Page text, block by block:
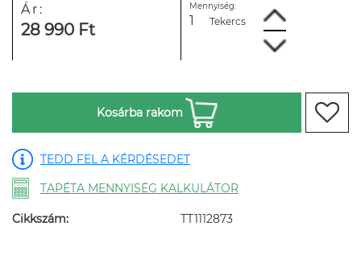
Ár:
28 990 Ft
Mennyiség:
Tekercs
Kosárba rakom
TEDD FEL A KÉRDÉSEDET
TAPÉTA MENNYISÉG KALKULÁTOR
Cikkszám: TT1112873